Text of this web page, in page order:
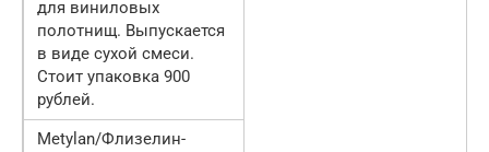
для виниловых
полотнищ. Выпускается
в виде сухой смеси.
Стоит упаковка 900
рублей.
Metylan/Флизелин-